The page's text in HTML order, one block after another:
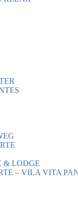
& LODGE
– VILA VITA